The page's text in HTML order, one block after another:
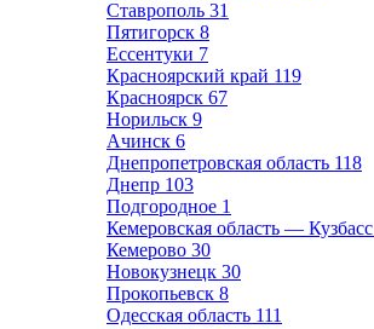
Ставрополь 31
Пятигорск 8
Ессентуки 7
Красноярский край 119
Красноярск 67
Норильск 9
Ачинск 6
Днепропетровская область 118
Днепр 103
Подгородное 1
Кемеровская область — Кузбасс
Кемерово 30
Новокузнецк 30
Прокопьевск 8
Одесская область 111